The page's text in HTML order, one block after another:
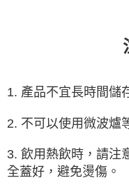
1. 產品不宜長時間儲
2. 不可以使用微波爐
3. 飲用熱飲時，請注
全蓋好，避免燙傷。